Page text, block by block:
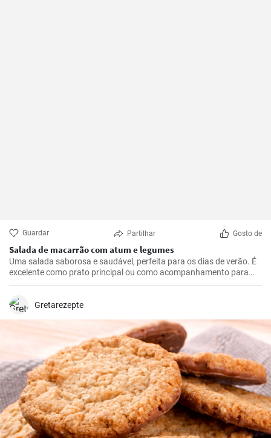
Guardar Partilhar Gosto de
Salada de macarrão com atum e legumes
Uma salada saborosa e saudável, perfeita para os dias de verão. É
excelente como prato principal ou como acompanhamento para
carnes grelhadas. Esta receita é rápida e fácil de preparar.
Gretarezepte